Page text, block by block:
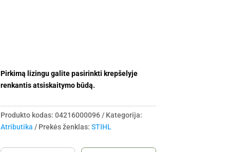
Pirkimą lizingu galite pasirinkti krepšelyje
renkantis atsiskaitymo būdą.
Produkto kodas: 04216000096
Kategorija:
Atributika
Prekės ženklas: STIHL